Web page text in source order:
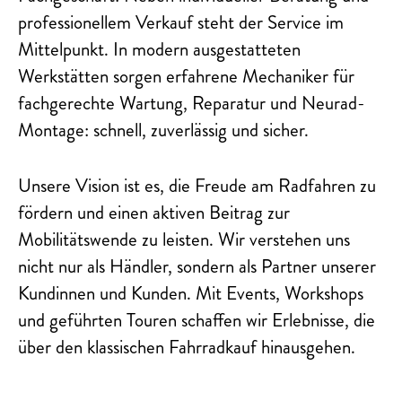
professionellem Verkauf steht der Service im
Mittelpunkt. In modern ausgestatteten
Werkstätten sorgen erfahrene Mechaniker für
fachgerechte Wartung, Reparatur und Neurad-
Montage: schnell, zuverlässig und sicher.
Unsere Vision ist es, die Freude am Radfahren zu
fördern und einen aktiven Beitrag zur
Mobilitätswende zu leisten. Wir verstehen uns
nicht nur als Händler, sondern als Partner unserer
Kundinnen und Kunden. Mit Events, Workshops
und geführten Touren schaffen wir Erlebnisse, die
über den klassischen Fahrradkauf hinausgehen.